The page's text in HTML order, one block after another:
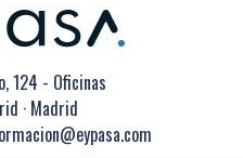
124 - Oficinas
· Madrid